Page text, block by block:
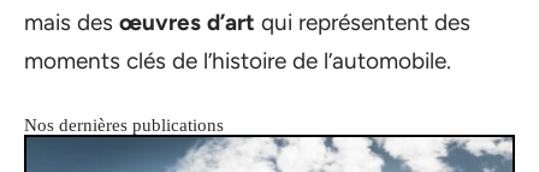
mais des œuvres d’art qui représentent des
moments clés de l’histoire de l’automobile.
Nos dernières publications